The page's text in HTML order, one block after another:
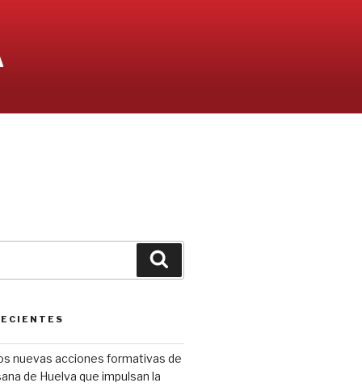
nuevas acciones formativas de
de Huelva que impulsan la